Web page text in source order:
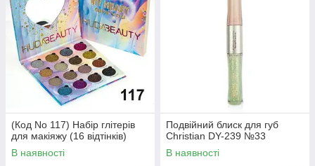
(Код No 117) Набір глітерів
для макіяжу (16 відтінків)
В наявності
Подвійний блиск для губ
Christian DY-239 №33
В наявності